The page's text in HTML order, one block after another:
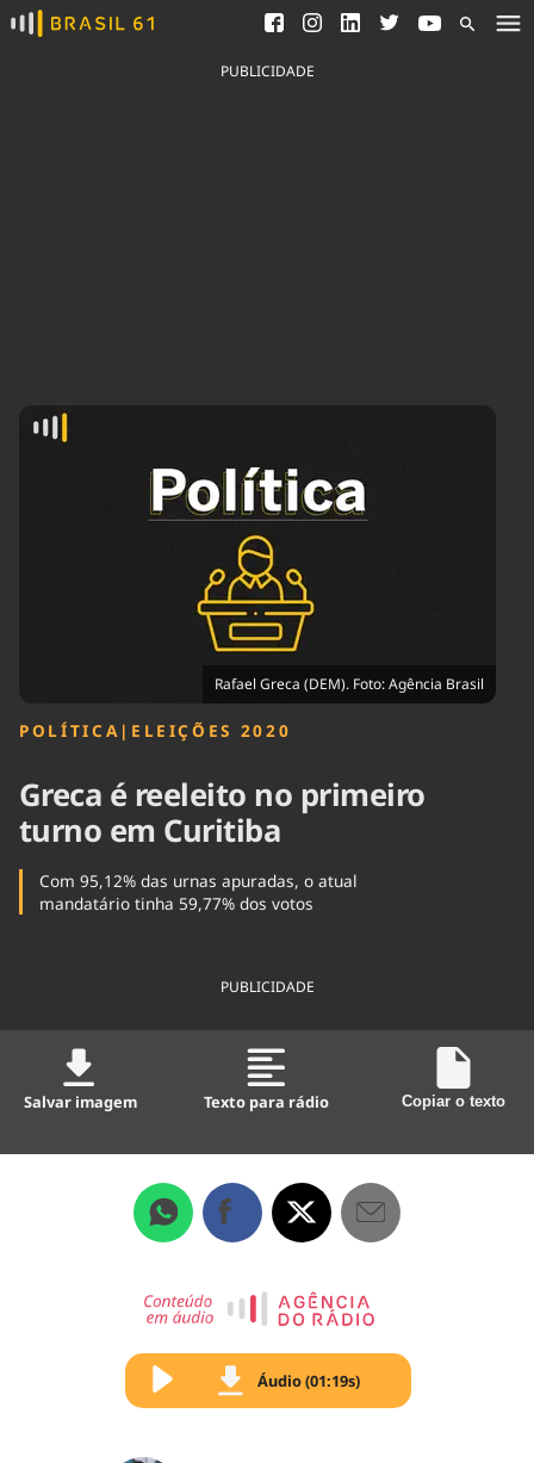
Ver todas as notícias
Saneamento
Indicadores
Agronegócios
Cultura
Economia
Educação
Infraestrutura
Internacional
Política
Saúde
PUBLICIDADE
Rafael Greca (DEM). Foto: Agência Brasil
POLÍTICA | ELEIÇÕES 2020
Greca é reeleito no primeiro
turno em Curitiba
Com 95,12% das urnas apuradas, o atual
mandatário tinha 59,77% dos votos
PUBLICIDADE
Salvar imagem Texto para rádio Copiar o texto
Áudio (01:19s)